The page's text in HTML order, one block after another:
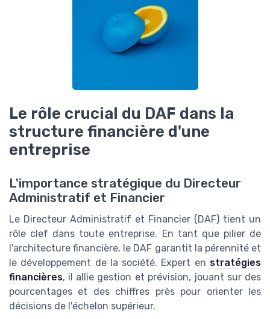
Le rôle crucial du DAF dans la
structure financière d'une
entreprise
L'importance stratégique du Directeur
Administratif et Financier
Le Directeur Administratif et Financier (DAF) tient un
rôle clef dans toute entreprise. En tant que pilier de
l'architecture financière, le DAF garantit la pérennité et
le développement de la société. Expert en stratégies
financières, il allie gestion et prévision, jouant sur des
pourcentages et des chiffres près pour orienter les
décisions de l'échelon supérieur.